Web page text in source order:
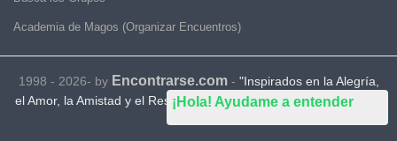
¡Hola! Ayudame a entender
Academia de Magos (Organizar Encuentros)
1998 - 2026- by Encontrarse.com- "Inspirados en la Alegría,
el Amor, la Amistad y el Respeto, motivamos a la gente a que sea